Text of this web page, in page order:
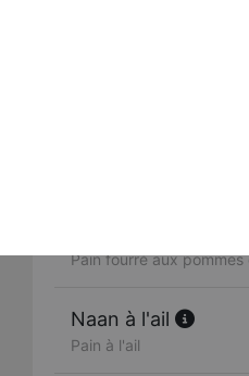
Pain fourré aux
Naan à l'ail
Pain à l'ail